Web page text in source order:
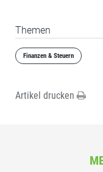
Themen
Finanzen & Steuern
Artikel drucken